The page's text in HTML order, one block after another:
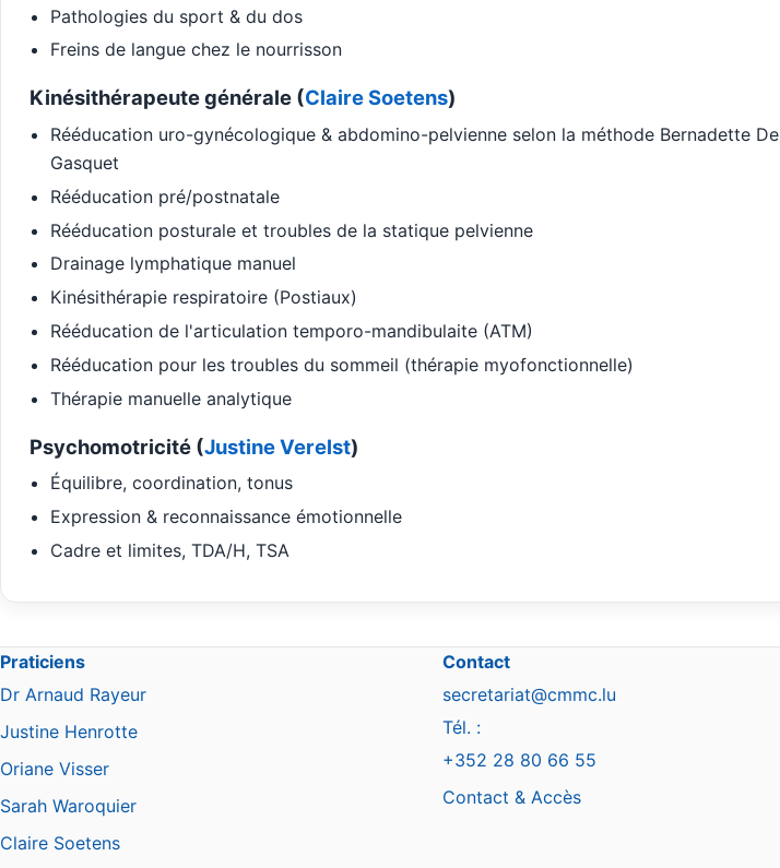
Pathologies du sport & du dos
Freins de langue chez le nourrisson
Kinésithérapeute générale (Claire Soetens)
Rééducation uro-gynécologique & abdomino-pelvienne selon la méthode Bernadette De
Gasquet
Rééducation pré/postnatale
Rééducation posturale et troubles de la statique pelvienne
Drainage lymphatique manuel
Kinésithérapie respiratoire (Postiaux)
Rééducation de l'articulation temporo-mandibulaite (ATM)
Rééducation pour les troubles du sommeil (thérapie myofonctionnelle)
Thérapie manuelle analytique
Psychomotricité (Justine Verelst)
Équilibre, coordination, tonus
Expression & reconnaissance émotionnelle
Cadre et limites, TDA/H, TSA
Praticiens
Dr Arnaud Rayeur
Justine Henrotte
Oriane Visser
Sarah Waroquier
Claire Soetens
Contact
secretariat@cmmc.lu
Tél. :
+352 28 80 66 55
Contact & Accès